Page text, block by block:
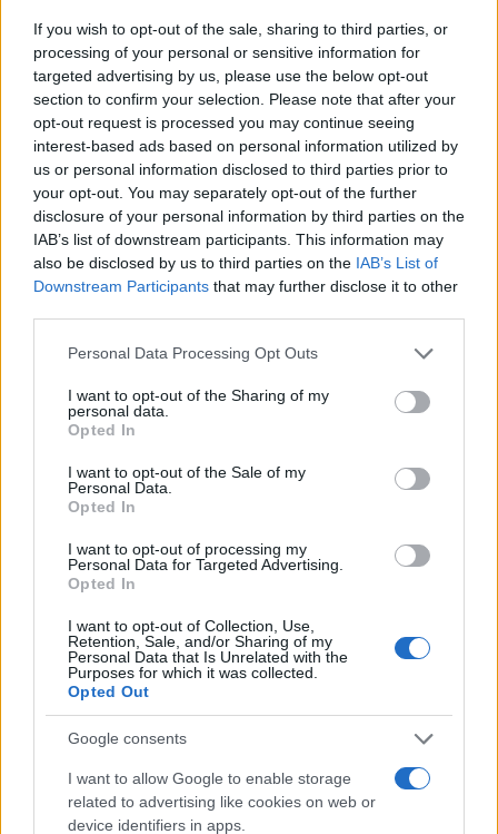
If you wish to opt-out of the sale, sharing to third parties, or
processing of your personal or sensitive information for
targeted advertising by us, please use the below opt-out
section to confirm your selection. Please note that after your
opt-out request is processed you may continue seeing
interest-based ads based on personal information utilized by
us or personal information disclosed to third parties prior to
your opt-out. You may separately opt-out of the further
disclosure of your personal information by third parties on the
IAB’s list of downstream participants. This information may
also be disclosed by us to third parties on the IAB’s List of
Downstream Participants that may further disclose it to other
Please note that this website/app uses one or more Google
not limited to your visit or usage behaviour. You may click to
grant or deny consent to Google and its third-party tags to
use your data for below specified purposes in below Google
consent section.
Personal Data Processing Opt Outs
I want to opt-out of the Sharing of my
personal data.
Opted In
I want to opt-out of the Sale of my
Personal Data.
Opted In
I want to opt-out of processing my
Personal Data for Targeted Advertising.
Opted In
I want to opt-out of Collection, Use,
Retention, Sale, and/or Sharing of my
Personal Data that Is Unrelated with the
Purposes for which it was collected.
Opted Out
Google consents
I want to allow Google to enable storage
related to advertising like cookies on web or
device identifiers in apps.
i tuoi video e le tue foto
Su WhatsApp al numero +39
345 356 7512
Ricevi le nostre ultime news
daGoogle News
Condividi l'articolo
F
a
ce
b
o
o
k
T
w
it
te
r
Pi
te
re
st
W
at
A
p
p
S
a
Articolo precedente
NOTIZIE RECENTI
Sangue, musica e solidarietà con Avis Olbia al
Delta Center